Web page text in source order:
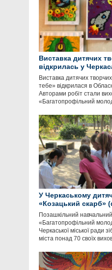
Виставка дитячих
відкрилась у
Виставка дитячих
тебе» відкрилася в
Авторами робіт стали
«Багатопрофільний
У Черкаському
«Козацький скарб»
Позашкільний
«Багатопрофільний
Черкаської міської ради
міста понад 70 своїх